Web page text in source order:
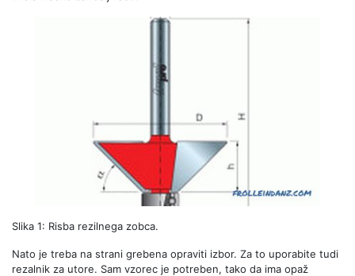
Slika 1: Risba rezilnega zobca.
Nato je treba na strani grebena opraviti izbor. Za to uporabite tudi
rezalnik za utore. Sam vzorec je potreben, tako da ima opaž